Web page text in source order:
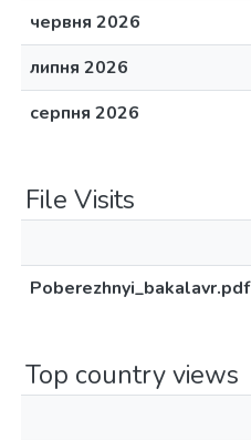
червня 2026
липня 2026
серпня 2026
File Visits
Poberezhnyi_bakalavr.pdf
Top country views